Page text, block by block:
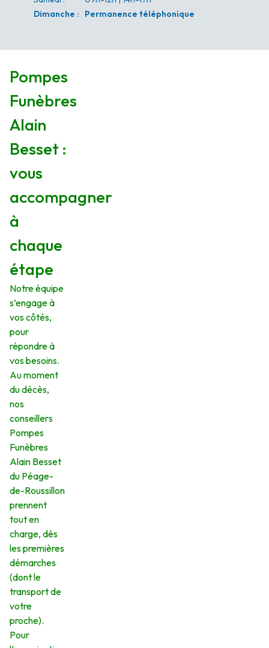
Dimanche : Permanence téléphonique
Pompes
Funèbres
Alain
Besset :
vous
accompagner
à
chaque
étape
Notre équipe
s’engage à
vos côtés,
pour
répondre à
vos besoins.
Au moment
du décès,
nos
conseillers
Pompes
Funèbres
Alain Besset
du Péage-
de-Roussillon
prennent
tout en
charge, dès
les premières
démarches
(dont le
transport de
votre
proche).
Pour